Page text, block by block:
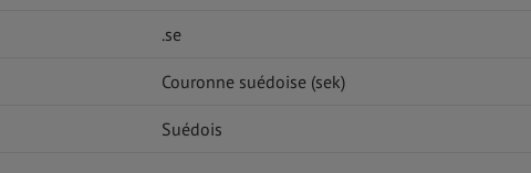
.se
Couronne suédoise (sek)
Suédois